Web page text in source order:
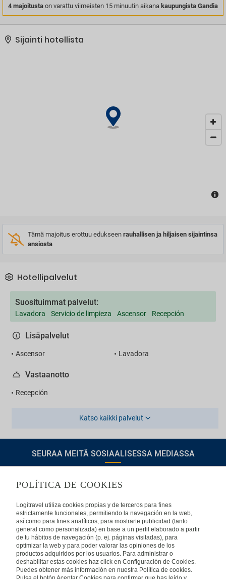
4 majoitusta on varattu viimeisten 15 minuutin aikana kaupungista Gandia
Sijainti hotellista
Tämä majoitus erottuu edukseen rauhallisen ja hiljaisen sijaintinsa
ansiosta
Hotellipalvelut
Suosituimmat palvelut:
Lavadora Servicio de limpieza Ascensor Recepción
Lisäpalvelut
Ascensor Lavadora
Vastaanotto
Recepción
Katso kaikki palvelut
SEURAA MEITÄ SOSIAALISESSA MEDIASSA
TIETOA LOGITRAVELISTA
Usein kysyttyjä kysymyksiä Ota yhteyttä
KÄYTTÖEHDOT
Oikeudellinen huomautus
Yleiset valmismatkaehdot
Evästekäytäntömme
POLÍTICA DE COOKIES
Logitravel utiliza cookies propias y de terceros para fines
estrictamente funcionales, permitiendo la navegación en la web,
así como para fines analíticos, para mostrarte publicidad (tanto
general como personalizada) en base a un perfil elaborado a partir
de tu hábitos de navegación (p. ej. páginas visitadas), para
optimizar la web y para poder valorar las opiniones de los
productos adquiridos por los usuarios. Para administrar o
deshabilitar estas cookies haz click en Configuración de Cookies.
Puedes obtener más información en nuestra Política de cookies.